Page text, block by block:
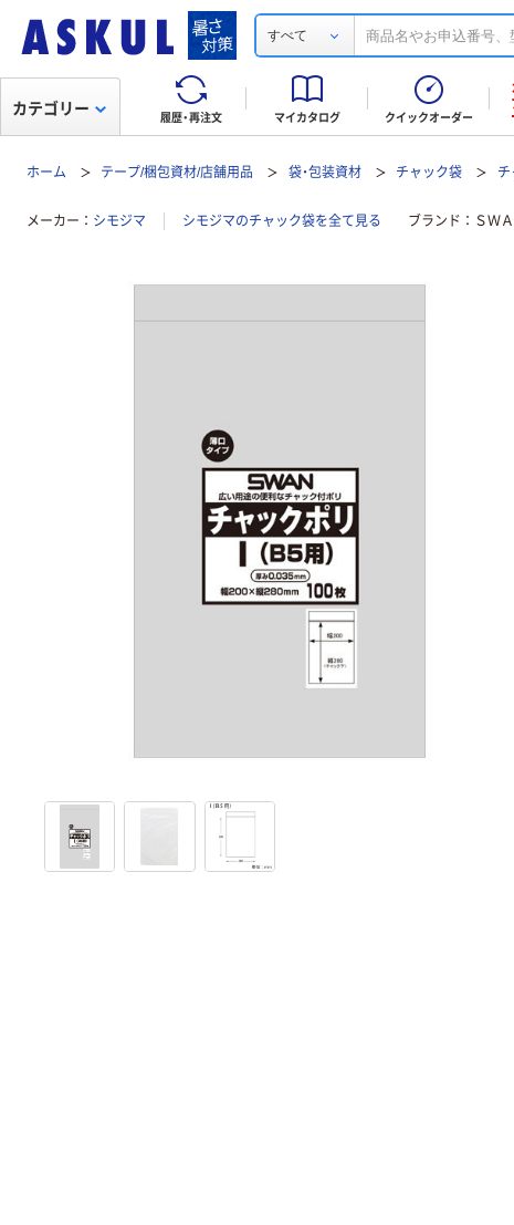
すべて
履歴・再注文 マイカタログ クイックオーダー
カテゴリー
ホーム テープ/梱包資材/店舗用品 袋・包装資材 チャック袋 チ
メーカー シモジマ シモジマのチャック袋を全て見る ブランド ＳＷ